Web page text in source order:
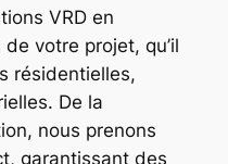
VRD en
votre projet, qu’il
résidentielles,
De la
nous prenons
garantissant des